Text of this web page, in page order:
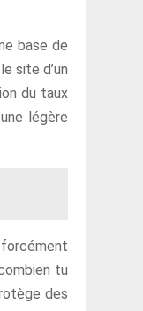
base de
site d’un
du taux
légère
tu
des